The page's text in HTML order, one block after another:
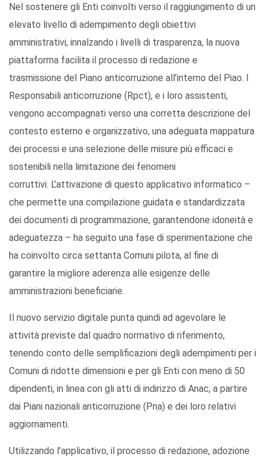
Nel sostenere gli Enti coinvolti verso il raggiungimento di un
elevato livello di adempimento degli obiettivi
amministrativi, innalzando i livelli di trasparenza, la nuova
piattaforma facilita il processo di redazione e
trasmissione del Piano anticorruzione all’interno del Piao. I
Responsabili anticorruzione (Rpct), e i loro assistenti,
vengono accompagnati verso una corretta descrizione del
contesto esterno e organizzativo, una adeguata mappatura
dei processi e una selezione delle misure più efficaci e
sostenibili nella limitazione dei fenomeni
corruttivi. L’attivazione di questo applicativo informatico –
che permette una compilazione guidata e standardizzata
dei documenti di programmazione, garantendone idoneità e
adeguatezza – ha seguito una fase di sperimentazione che
ha coinvolto circa settanta Comuni pilota, al fine di
garantire la migliore aderenza alle esigenze delle
amministrazioni beneficiarie.
Il nuovo servizio digitale punta quindi ad agevolare le
attività previste dal quadro normativo di riferimento,
tenendo conto delle semplificazioni degli adempimenti per i
Comuni di ridotte dimensioni e per gli Enti con meno di 50
dipendenti, in linea con gli atti di indirizzo di Anac, a partire
dai Piani nazionali anticorruzione (Pna) e dei loro relativi
aggiornamenti.
Utilizzando l’applicativo, il processo di redazione, adozione